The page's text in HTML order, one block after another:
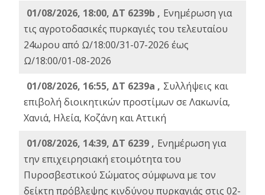
01/08/2026, 18:00, ΔΤ 6239b , Ενημέρωση για
τις αγροτοδασικές πυρκαγιές του τελευταίου
24ωρου από Ω/18:00/31-07-2026 έως
Ω/18:00/01-08-2026
01/08/2026, 16:55, ΔΤ 6239a , Συλλήψεις και
επιβολή διοικητικών προστίμων σε Λακωνία,
Χανιά, Ηλεία, Κοζάνη και Αττική
01/08/2026, 14:39, ΔΤ 6239 , Ενημέρωση για
την επιχειρησιακή ετοιμότητα του
Πυροσβεστικού Σώματος σύμφωνα με τον
δείκτη πρόβλεψης κινδύνου πυρκαγιάς στις 02-